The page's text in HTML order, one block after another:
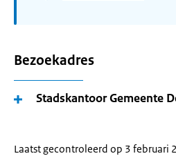
Bezoekadres
Stadskantoor Gemeente
Laatst gecontroleerd op 3 februari